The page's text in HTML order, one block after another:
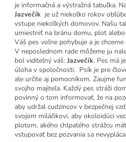
je informačná a výstražná tabuľka.
Jazvečík je už niekoľko rokov
vstupe niekoľkých domovov. Našu
umiestniť na bránu domu, plot
Váš pes voľne pohybuje a je
V neposlednom rade môžeme ju
bol viditeľný váš: Jazvečík. Pes má
úloha v spoločnosti. Psík je pre
ale určite aj pomocníkom. Zaujme
svojho majiteľa. Každý pes stráži
povinný o tom informovať, že na
aby udržal cudzincov v bezpečnej
svojom miláčikovi, aby okoloidúci
plotom, akého chlpatého strážcu
vstupovať bez pozvania sa